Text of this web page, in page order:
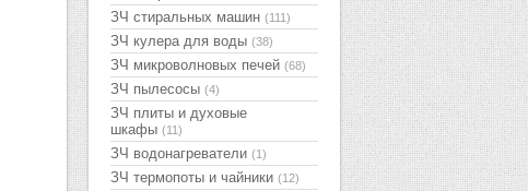
ЗЧ стиральных машин (111)
ЗЧ кулера для воды (38)
ЗЧ микроволновых печей (68)
ЗЧ пылесосы (4)
ЗЧ плиты и духовые
шкафы (11)
ЗЧ водонагреватели (1)
ЗЧ термопоты и чайники (12)